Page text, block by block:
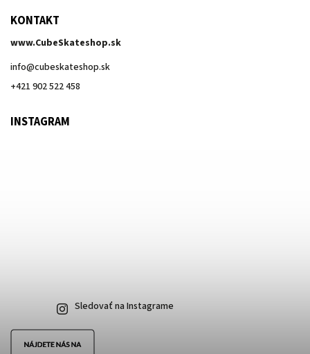
KONTAKT
www.CubeSkateshop.sk
info@cubeskateshop.sk
+421 902 522 458
INSTAGRAM
Sledovať na Instagrame